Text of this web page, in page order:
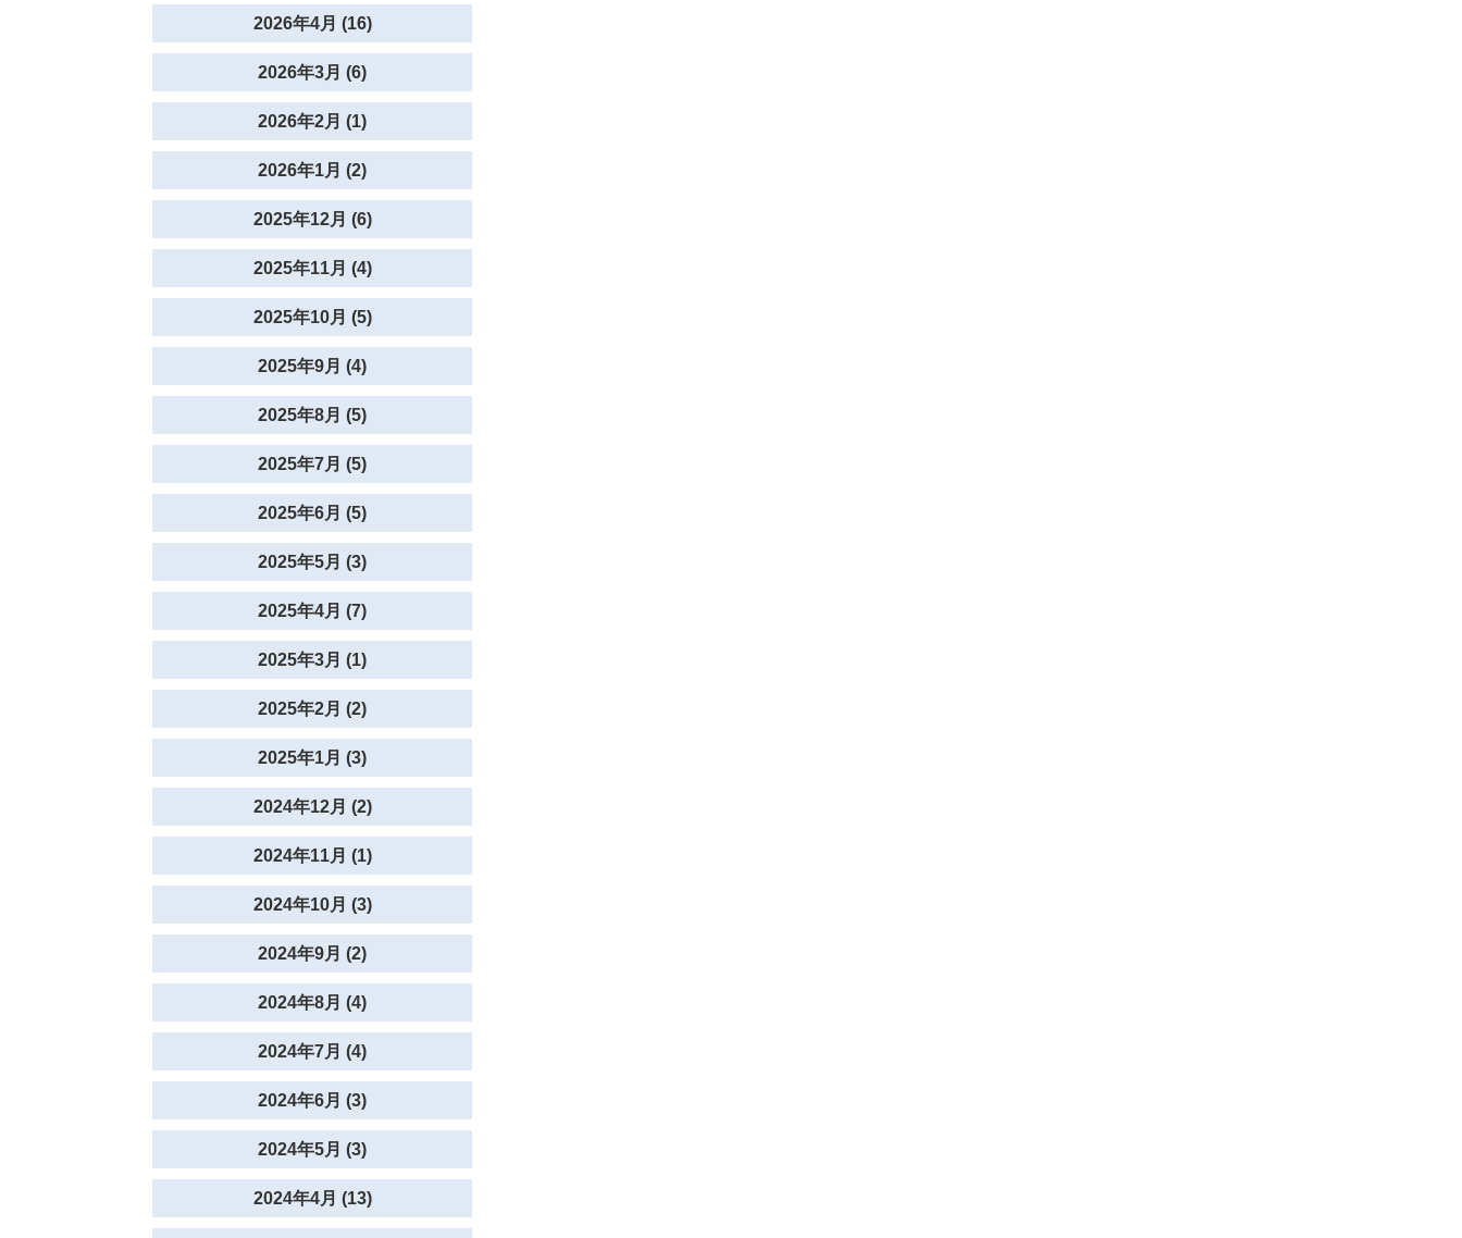
2026年4月 (16)
2026年3月 (6)
2026年2月 (1)
2026年1月 (2)
2025年12月 (6)
2025年11月 (4)
2025年10月 (5)
2025年9月 (4)
2025年8月 (5)
2025年7月 (5)
2025年6月 (5)
2025年5月 (3)
2025年4月 (7)
2025年3月 (1)
2025年2月 (2)
2025年1月 (3)
2024年12月 (2)
2024年11月 (1)
2024年10月 (3)
2024年9月 (2)
2024年8月 (4)
2024年7月 (4)
2024年6月 (3)
2024年5月 (3)
2024年4月 (13)